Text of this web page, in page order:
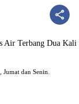
dan Senin.